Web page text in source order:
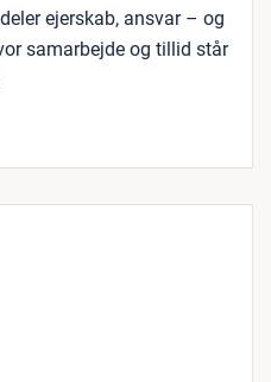
ejerskab, ansvar – og
samarbejde og tillid står